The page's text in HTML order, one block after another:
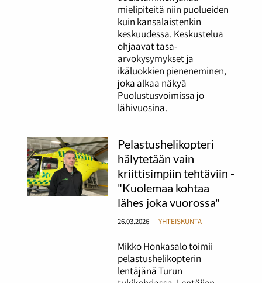
mielipiteitä niin puolueiden
kuin kansalaistenkin
keskuudessa. Keskustelua
ohjaavat tasa-
arvokysymykset ja
ikäluokkien pieneneminen,
joka alkaa näkyä
Puolustusvoimissa jo
lähivuosina.
Pelastushelikopteri
hälytetään vain
kriittisimpiin tehtäviin -
"Kuolemaa kohtaa
lähes joka vuorossa"
26.03.2026 YHTEISKUNTA
Mikko Honkasalo toimii
pelastushelikopterin
lentäjänä Turun